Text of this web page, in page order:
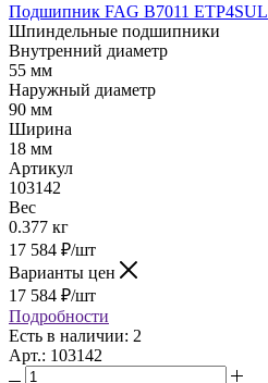
Подшипник FAG B7011 ETP4SUL
Шпиндельные подшипники
Внутренний диаметр
55 мм
Наружный диаметр
90 мм
Ширина
18 мм
Артикул
103142
Вес
0.377 кг
17 584 ₽/шт
Варианты цен
17 584 ₽/шт
Подробности
Есть в наличии: 2
Арт.: 103142